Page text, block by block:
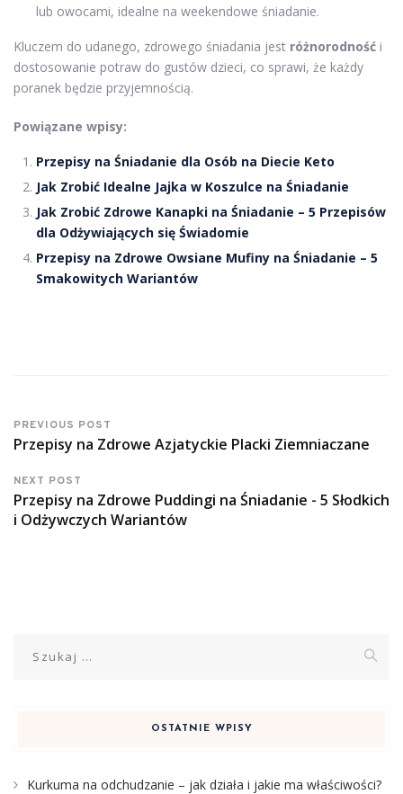
lub owocami, idealne na weekendowe śniadanie.
Kluczem do udanego, zdrowego śniadania jest różnorodność i
dostosowanie potraw do gustów dzieci, co sprawi, że każdy
poranek będzie przyjemnością.
Powiązane wpisy:
Przepisy na Śniadanie dla Osób na Diecie Keto
Jak Zrobić Idealne Jajka w Koszulce na Śniadanie
Jak Zrobić Zdrowe Kanapki na Śniadanie – 5 Przepisów
dla Odżywiających się Świadomie
Przepisy na Zdrowe Owsiane Mufiny na Śniadanie – 5
Smakowitych Wariantów
PREVIOUS POST
Przepisy na Zdrowe Azjatyckie Placki Ziemniaczane
NEXT POST
Przepisy na Zdrowe Puddingi na Śniadanie - 5 Słodkich
i Odżywczych Wariantów
OSTATNIE WPISY
Kurkuma na odchudzanie – jak działa i jakie ma właściwości?